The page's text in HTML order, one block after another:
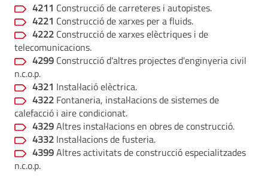
4211 Construcció de carreteres i autopistes.
4221 Construcció de xarxes per a fluids.
4222 Construcció de xarxes elèctriques i de
telecomunicacions.
4299 Construcció d'altres projectes d'enginyeria civil
n.c.o.p.
4321 Instal·lació elèctrica.
4322 Fontaneria, instal·lacions de sistemes de
calefacció i aire condicionat.
4329Altres instal·lacions en obres de construcció.
4332 Instal·lacions de fusteria.
4399Altres activitats de construcció especialitzades
n.c.o.p.